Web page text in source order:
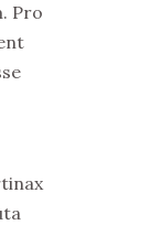
Pro